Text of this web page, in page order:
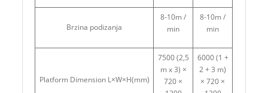
Brzina podizanja
8-10m /
min
8-10m /
min
Platform Dimension L×W×H(mm)
7500 (2,5
m x 3) ×
720 ×
6000 (1 +
2 + 3 m)
× 720 ×